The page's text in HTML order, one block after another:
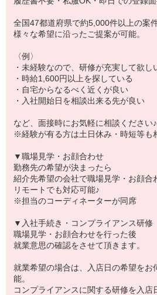
全国47都道府県で約5,000件以上の案
様々な希望に沿ったご提案が可能。
〈例〉
・未経験なので、研修が充実して欲し
・時給1,600円以上を探している
・自宅からなるべく近くが良い
・入社開始日を相談出来る先が良い
など、面接時にお気軽に相談ください♪
※経験が有る方は土日休み・時短等も
▼職場見学・お顔合わせ
勤務先の希望が決まったら
紹介先希望の会社で職場見学・お顔合
リモートでも対応可能♪
※担当のコーディネーターが同席
▼入社手続き・コンプライアンス研修
職場見学・お顔合わせを行った後
就業意思の確認をさせて頂きます。
就業希望の場合は、入店日の希望をお
能。
コンプライアンスに関する研修を入店